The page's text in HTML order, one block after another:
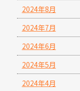
2024年8月
2024年7月
2024年6月
2024年5月
2024年4月